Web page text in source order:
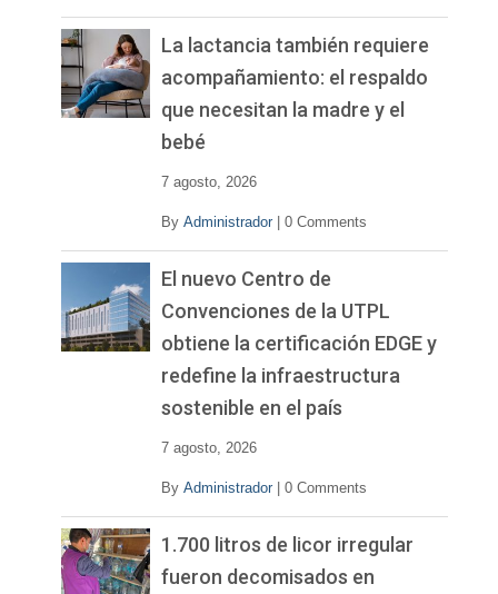
La lactancia también requiere
acompañamiento: el respaldo
que necesitan la madre y el
bebé
7 agosto, 2026
By Administrador 0 Comments
El nuevo Centro de
Convenciones de la UTPL
obtiene la certificación EDGE y
redefine la infraestructura
sostenible en el país
7 agosto, 2026
By Administrador 0 Comments
1.700 litros de licor irregular
fueron decomisados en